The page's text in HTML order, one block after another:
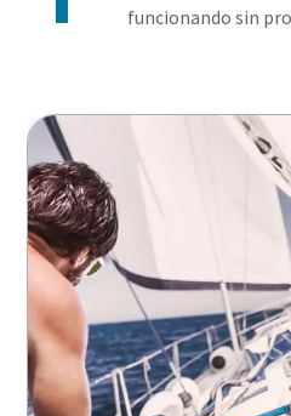
funcionando sin